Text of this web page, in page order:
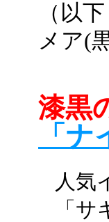
（以
メア(
漆黒
「
人気
「